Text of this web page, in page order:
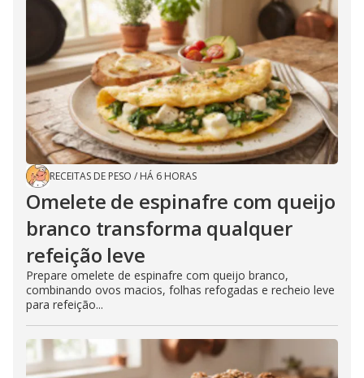
RECEITAS DE PESO / HÁ 6 HORAS
Omelete de espinafre com queijo
branco transforma qualquer
refeição leve
Prepare omelete de espinafre com queijo branco,
combinando ovos macios, folhas refogadas e recheio leve
para refeição...